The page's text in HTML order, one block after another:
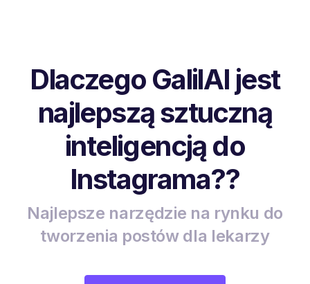
Dlaczego GalilAI jest
najlepszą sztuczną
inteligencją do
Instagrama??
Najlepsze narzędzie na rynku do
tworzenia postów dla lekarzy